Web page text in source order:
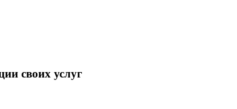
своих услуг